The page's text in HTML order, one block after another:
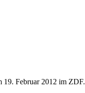
19. Februar 2012 im ZDF.